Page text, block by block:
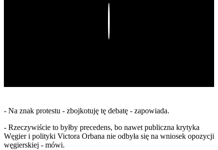
- Na znak protestu - zbojkotuję tę debatę - zapowiada.
- Rzeczywiście to byłby precedens, bo nawet publiczna krytyka
Węgier i polityki Victora Orbana nie odbyła się na wniosek opozycji
węgierskiej - mówi.